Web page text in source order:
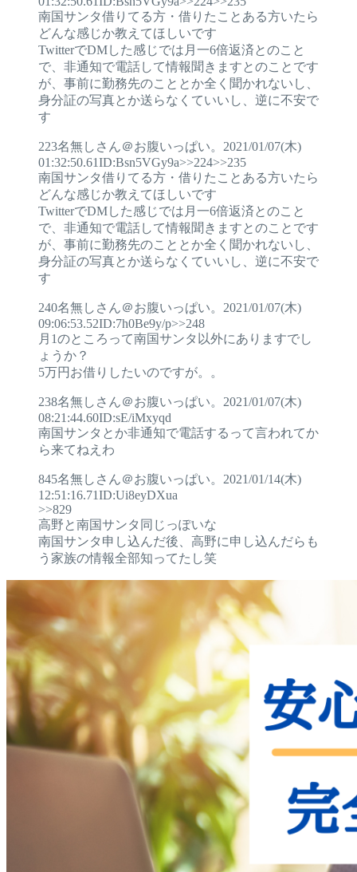
南国サンタ借りてる方・借りたことある方いたら
どんな感じか教えてほしいです
TwitterでDMした感じでは月一6倍返済とのこと
で、非通知で電話して情報聞きますとのことです
が、事前に勤務先のこととか全く聞かれないし、
身分証の写真とか送らなくていいし、逆に不安で
す
223名無しさん＠お腹いっぱい。2021/01/07(木)
01:32:50.61ID:Bsn5VGy9a>>224>>235
南国サンタ借りてる方・借りたことある方いたら
どんな感じか教えてほしいです
TwitterでDMした感じでは月一6倍返済とのこと
で、非通知で電話して情報聞きますとのことです
が、事前に勤務先のこととか全く聞かれないし、
身分証の写真とか送らなくていいし、逆に不安で
す
240名無しさん＠お腹いっぱい。2021/01/07(木)
09:06:53.52ID:7h0Be9y/p>>248
月1のところって南国サンタ以外にありますでし
ょうか？
5万円お借りしたいのですが。。
238名無しさん＠お腹いっぱい。2021/01/07(木)
08:21:44.60ID:sE/iMxyqd
南国サンタとか非通知で電話するって言われてか
ら来てねえわ
845名無しさん＠お腹いっぱい。2021/01/14(木)
12:51:16.71ID:Ui8eyDXua
>>829
高野と南国サンタ同じっぽいな
南国サンタ申し込んだ後、高野に申し込んだらも
う家族の情報全部知ってたし笑